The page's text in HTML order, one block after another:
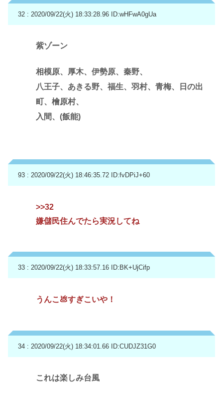
32 : 2020/09/22(火) 18:33:28.96 ID:wHFwA0gUa
紫ゾーン
相模原、厚木、伊勢原、秦野、
八王子、あきる野、福生、羽村、青梅、日の出
町、檜原村、
入間、(飯能)
93 : 2020/09/22(火) 18:46:35.72 ID:fvDPiJ+60
>>32
嫌儲民住んでたら実況してね
33 : 2020/09/22(火) 18:33:57.16 ID:BK+UjCifp
うんこ💩すぎこいや！
34 : 2020/09/22(火) 18:34:01.66 ID:CUDJZ31G0
これは楽しみ台風